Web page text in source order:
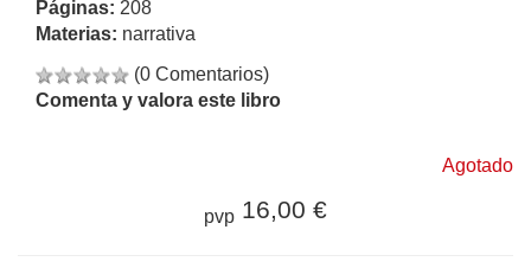
Páginas: 208
Materias: narrativa
(0 Comentarios)
Comenta y valora este libro
Agotado
pvp 16,00 €